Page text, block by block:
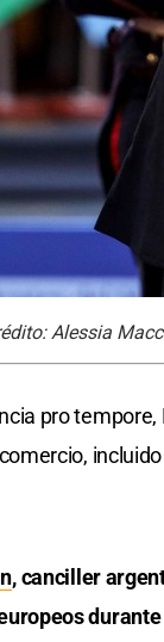
Alessia
pro
, canciller